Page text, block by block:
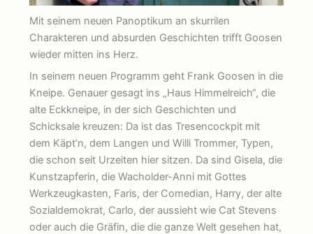
Mit seinem neuen Panoptikum an skurrilen
Charakteren und absurden Geschichten trifft Goosen
wieder mitten ins Herz.
In seinem neuen Programm geht Frank Goosen in die
Kneipe. Genauer gesagt ins „Haus Himmelreich“, die
alte Eckkneipe, in der sich Geschichten und
Schicksale kreuzen: Da ist das Tresencockpit mit
dem Käpt’n, dem Langen und Willi Trommer, Typen,
die schon seit Urzeiten hier sitzen. Da sind Gisela, die
Kunstzapferin, die Wacholder-Anni mit Gottes
Werkzeugkasten, Faris, der Comedian, Harry, der alte
Sozialdemokrat, Carlo, der aussieht wie Cat Stevens
oder auch die Gräfin, die die ganze Welt gesehen hat,